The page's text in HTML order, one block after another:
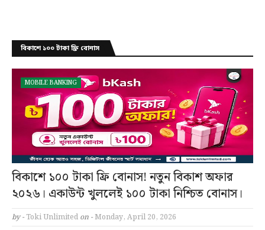
বিকাশে ১০০ টাকা ফ্রি বোনাস
MOBILE BANKING
বিকাশে ১০০ টাকা ফ্রি বোনাস! নতুন বিকাশ অফার
২০২৬। একাউন্ট খুললেই ১০০ টাকা নিশ্চিত বোনাস।
by - Toki Unlimited on -Monday, April 20, 2026